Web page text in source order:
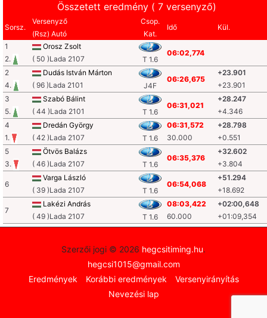
Összetett eredmény ( 7 versenyző)
Sorsz.
Versenyző
(Rsz) Autó
Csop.
Kat.
Idő Kül.
1
2.
Orosz Zsolt
( 50 )Lada 2107
T 1.6
06:02,774
2
4.
Dudás István Márton
( 96 )Lada 2101
J4F
06:26,675
+23.901
+23.901
3
5.
Szabó Bálint
( 44 )Lada 2101
T 1.6
06:31,021
+28.247
+4.346
4
1.
Dredán György
( 42 )Lada 2107
T 1.6
06:31,572
30.000
+28.798
+0.551
5
3.
Ötvös Balázs
( 46 )Lada 2107
T 1.6
06:35,376
+32.602
+3.804
6
Varga László
( 39 )Lada 2107
T 1.6
06:54,068
+51.294
+18.692
7
Lakézi András
( 49 )Lada 2107
T 1.6
08:03,422
60.000
+02:00,648
+01:09,354
Szerzői jogi © 2026 hegcsitiming.hu.
hegcsi1015@gmail.com
Eredmények
Korábbi eredmények
Versenyirányítás
Nevezési lap